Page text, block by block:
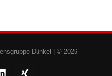
Dünkel | © 2026